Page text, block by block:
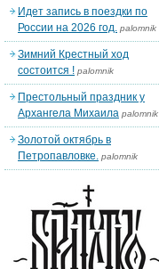
Идет запись в поездки по
России на 2026 год. palomnik
Зимний Крестный ход
состоится ! palomnik
Престольный праздник у
Архангела Михаила palomnik
Золотой октябрь в
Петропавловке. palomnik